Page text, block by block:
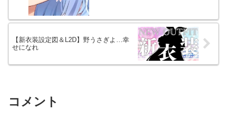
【新衣装設定図＆L2D】野うさぎよ…幸
せになれ
コメント